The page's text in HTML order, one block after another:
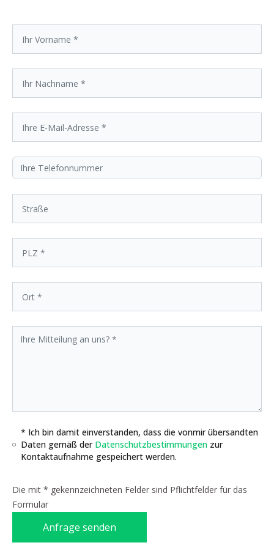
* Ich bin damit einverstanden, dass die vonmir übersandten
Daten gemäß der Datenschutzbestimmungen zur
Kontaktaufnahme gespeichert werden.
Die mit * gekennzeichneten Felder sind Pflichtfelder für das
Formular
Anfrage senden